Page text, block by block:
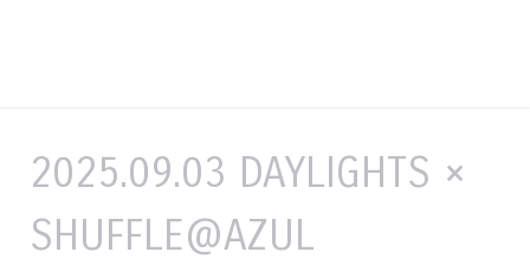
2025.09.03 DAYLIGHTS ×
SHUFFLE@AZUL